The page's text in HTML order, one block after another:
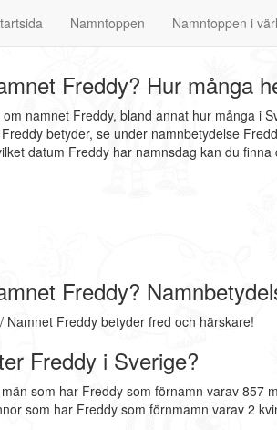
Namntoppen Namntoppen i
Freddy? Hur många
namnet Freddy, bland annat hur många i
betyder, se under namnbetydelse
datum Freddy har namnsdag kan du
Freddy?
Namnet Freddy betyder fred och härskare!
Freddy i Sverige?
som har Freddy som förnamn varav 857
som har Freddy som förnmamn varav 2